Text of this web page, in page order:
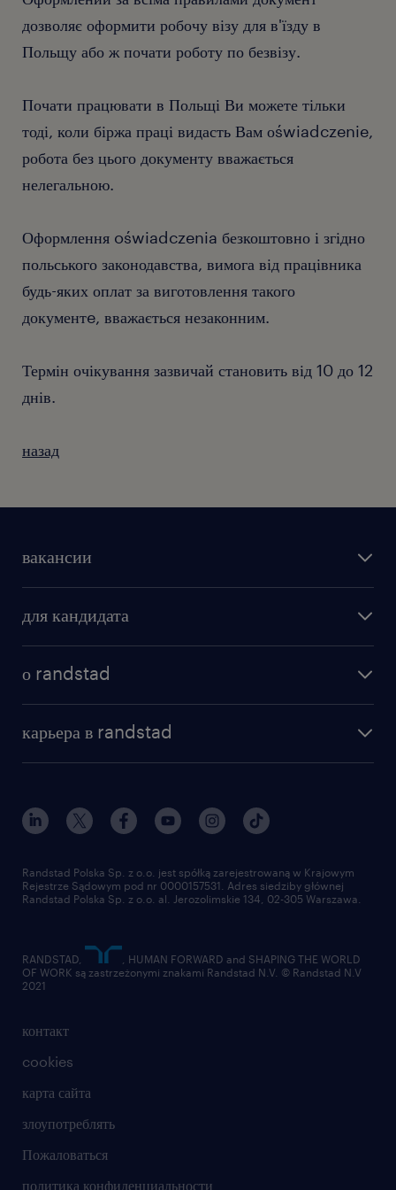
дозволяє оформити робочу візу для в'їзду в
Польщу або ж почати роботу по безвізу.
Почати працювати в Польщі Ви можете тільки
тоді, коли біржа праці видасть Вам оświadczenie,
робота без цього документу вважається
нелегальною.
Оформлення oświadczenia безкоштовно і згідно
польського законодавства, вимога від працівника
будь-яких оплат за виготовлення такого
документe, вважається незаконним.
Термін очікування зазвичай становить від 10 до 12
днів.
назад
вакансии
для кандидата
о randstad
карьера в randstad
контакт
cookies
карта сайта
злоупотреблять
Пожаловаться
политика конфиденциальности
Randstad Polska Sp. z o.o. jest spółką zarejestrowaną w Krajowym
Rejestrze Sądowym pod nr 0000157531. Adres siedziby głównej
Randstad Polska Sp. z o.o. al. Jerozolimskie 134, 02-305 Warszawa.
RANDSTAD,
, HUMAN FORWARD and SHAPING THE WORLD
OF WORK są zastrzeżonymi znakami Randstad N.V. © Randstad N.V
2021